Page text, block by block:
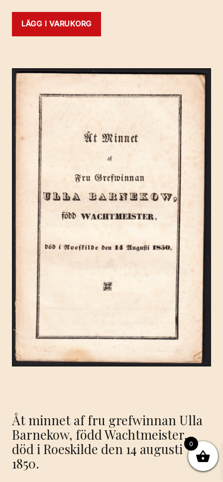
LÄGG I VARUKORG
Åt minnet af fru grefwinnan Ulla
Barnekow, född Wachtmeister,
död i Roeskilde den 14 augusti
1850.
0